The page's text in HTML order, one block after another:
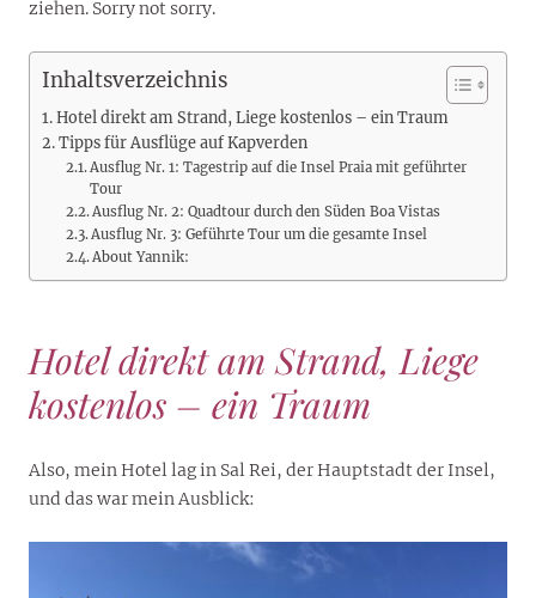
ziehen. Sorry not sorry.
Inhaltsverzeichnis
Hotel direkt am Strand, Liege kostenlos – ein Traum
Tipps für Ausflüge auf Kapverden
Ausflug Nr. 1: Tagestrip auf die Insel Praia mit geführter
Tour
Ausflug Nr. 2: Quadtour durch den Süden Boa Vistas
Ausflug Nr. 3: Geführte Tour um die gesamte Insel
About Yannik:
Hotel direkt am Strand, Liege
kostenlos – ein Traum
Also, mein Hotel lag in Sal Rei, der Hauptstadt der Insel,
und das war mein Ausblick: